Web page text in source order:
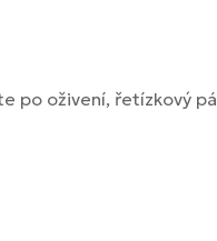
po oživení, řetízkový